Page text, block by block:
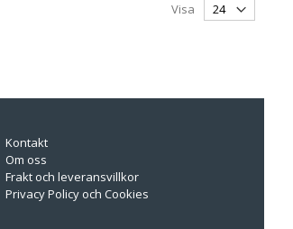
Visa
Kontakt
Om oss
Frakt och leveransvillkor
Privacy Policy och Cookies